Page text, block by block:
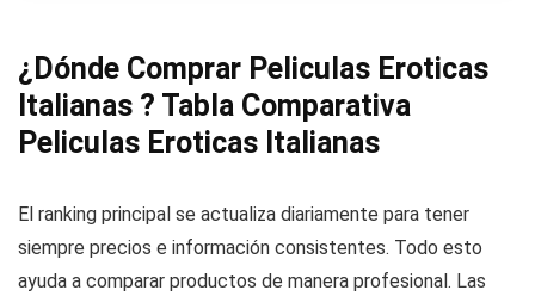
¿Dónde Comprar Peliculas Eroticas
Italianas ? Tabla Comparativa
Peliculas Eroticas Italianas
El ranking principal se actualiza diariamente para tener
siempre precios e información consistentes. Todo esto
ayuda a comparar productos de manera profesional. Las